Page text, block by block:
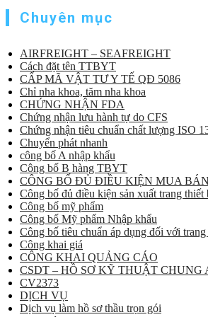
Chuyên mục
AIRFREIGHT – SEAFREIGHT
Cách đặt tên TTBYT
CẤP MÃ VẬT TƯ Y TẾ QĐ 5086
Chỉ nha khoa, tăm nha khoa
CHỨNG NHẬN FDA
Chứng nhận lưu hành tự do CFS
Chứng nhận tiêu chuẩn chất lượng ISO
Chuyển phát nhanh
công bố A nhập khẩu
Công bố B hàng TBYT
CÔNG BỐ ĐỦ ĐIỀU KIỆN MUA
Công bố đủ điều kiện sản xuất trang thiết
Công bố mỹ phẩm
Công bố Mỹ phẩm Nhập khẩu
Công bố tiêu chuẩn áp dụng đối với
Công khai giá
CÔNG KHAI QUẢNG CÁO
CSDT – HỒ SƠ KỸ THUẬT CHUNG
CV2373
DỊCH VỤ
Dịch vụ làm hồ sơ thầu trọn gói